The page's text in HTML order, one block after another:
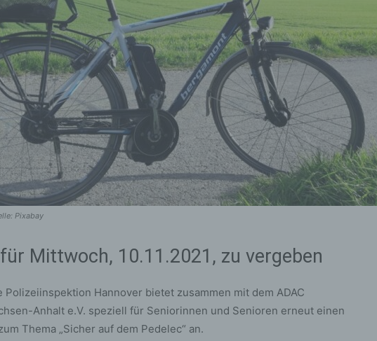
Pixabay
Mittwoch, 10.11.2021, zu vergeben
Polizeiinspektion Hannover bietet zusammen mit dem ADAC
Anhalt e.V. speziell für Seniorinnen und Senioren erneut einen
Thema „Sicher auf dem Pedelec“ an.